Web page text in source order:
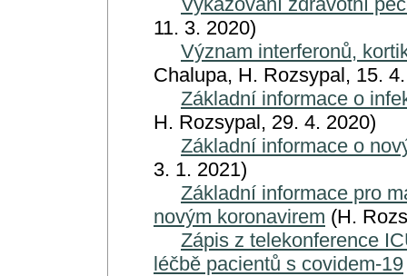
11. 3. 2020)
Význam interferonů,
Chalupa, H. Rozsypal, 15.
Základní informace o
H. Rozsypal, 29. 4. 2020)
Základní informace o
3. 1. 2021)
Základní informace pro
novým koronavirem (H.
Zápis z telekonference
léčbě pacientů s covidem-19